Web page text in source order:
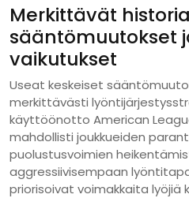
Merkittävät
sääntömuutokset
vaikutukset
Useat keskeiset
merkittävästi
käyttöönotto American
mahdollisti joukkueiden
puolustusvoimien
aggressiivisempaan
priorisoivat voimakkaita lyöjiä